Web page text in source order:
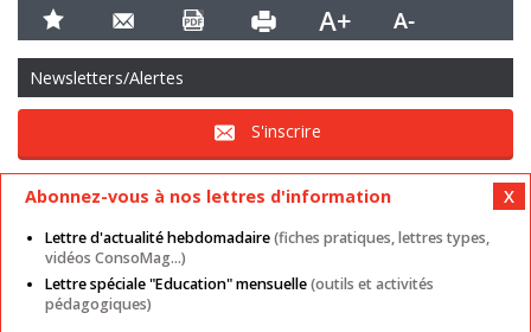
Newsletters/Alertes
S'inscrire
Mentions légales Nos autres sites CGU
Données personnelles
Abonnez-vous à nos lettres d'information
Lettre d'actualité hebdomadaire(fiches pratiques, lettres types,
vidéos ConsoMag...)
Lettre spéciale "Education" mensuelle(outils et activités
pédagogiques)